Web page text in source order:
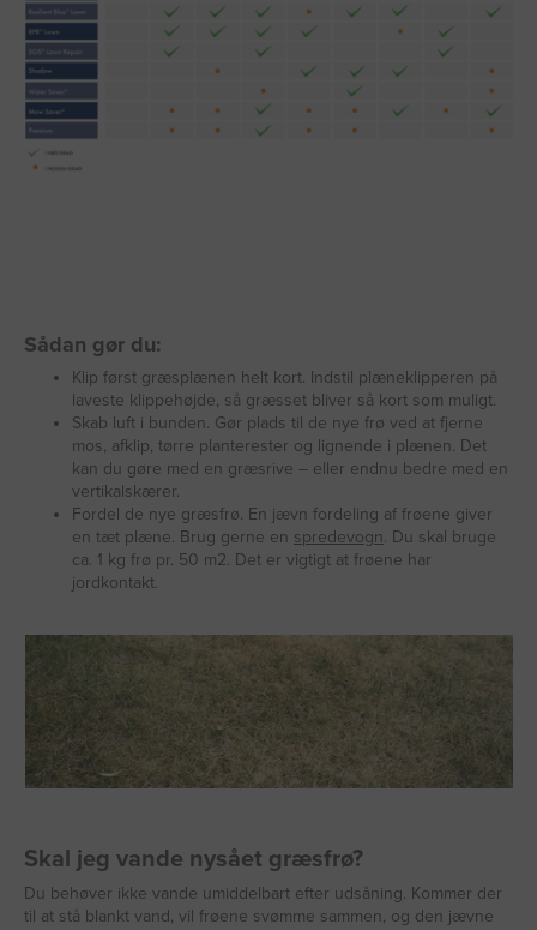
Sådan gør du:
Klip først græsplænen helt kort. Indstil plæneklipperen på
laveste klippehøjde, så græsset bliver så kort som muligt.
Skab luft i bunden. Gør plads til de nye frø ved at fjerne
mos, afklip, tørre planterester og lignende i plænen. Det
kan du gøre med en græsrive – eller endnu bedre med en
vertikalskærer.
Fordel de nye græsfrø. En jævn fordeling af frøene giver
en tæt plæne. Brug gerne en spredevogn. Du skal bruge
ca. 1 kg frø pr. 50 m2. Det er vigtigt at frøene har
jordkontakt.
Skal jeg vande nysået græsfrø?
Du behøver ikke vande umiddelbart efter udsåning. Kommer der
til at stå blankt vand, vil frøene svømme sammen, og den jævne